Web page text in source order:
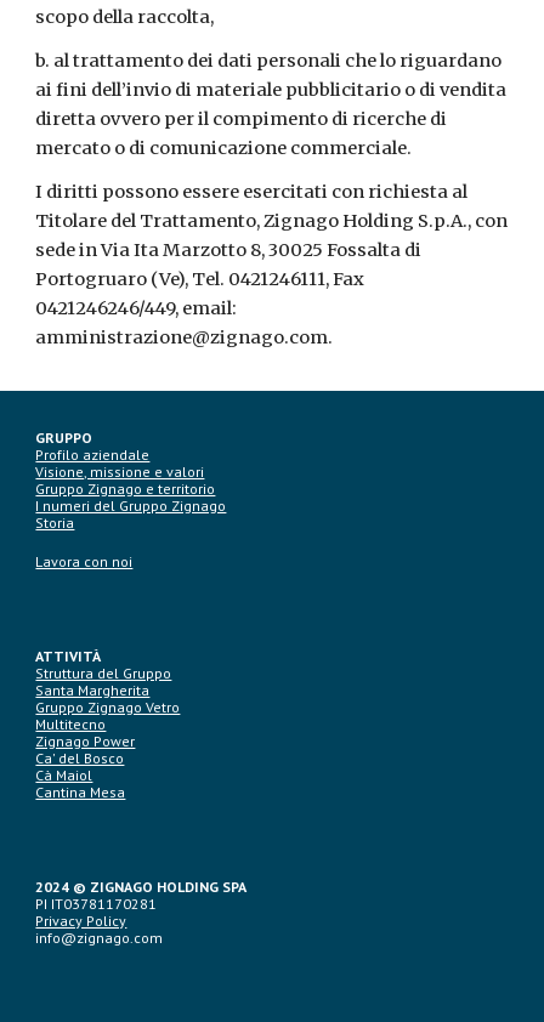
scopo della raccolta,
b. al trattamento dei dati personali che lo riguardano
ai fini dell’invio di materiale pubblicitario o di vendita
diretta ovvero per il compimento di ricerche di
mercato o di comunicazione commerciale.
I diritti possono essere esercitati con richiesta al
Titolare del Trattamento, Zignago Holding S.p.A., con
sede in Via Ita Marzotto 8, 30025 Fossalta di
Portogruaro (Ve), Tel. 0421246111, Fax
0421246246/449, email:
amministrazione@zignago.com.
GRUPPO
Profilo aziendale
Visione, missione e valori
Gruppo Zignago e territorio
I numeri del Gruppo Zignago
Storia
Lavora con noi
ATTIVITÀ
Struttura del Gruppo
Santa Margherita
Gruppo Zignago Vetro
Multitecno
Zignago Power
Ca' del Bosco
Cà Maiol
Cantina Mesa
2024 © ZIGNAGO HOLDING SPA
PI IT03781170281
Privacy Policy
info@zignago.com